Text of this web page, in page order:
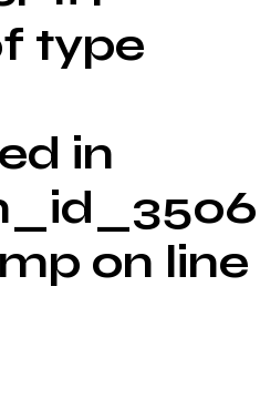
type
in
on line